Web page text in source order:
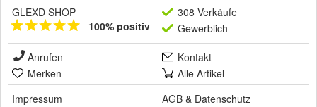
GLEXD SHOP
100% positiv
308 Verkäufe
Gewerblich
Anrufen
Kontakt
Merken
Alle Artikel
Impressum
AGB & Datenschutz